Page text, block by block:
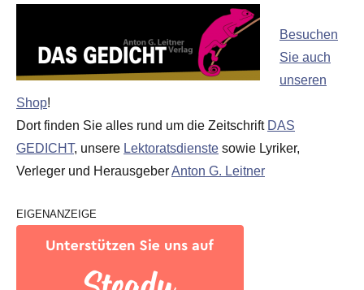
Besuchen
Sie auch
unseren
Shop!
Dort finden Sie alles rund um die Zeitschrift DAS
GEDICHT, unsere Lektoratsdienste sowie Lyriker,
Verleger und HerausgeberAnton G. Leitner
EIGENANZEIGE